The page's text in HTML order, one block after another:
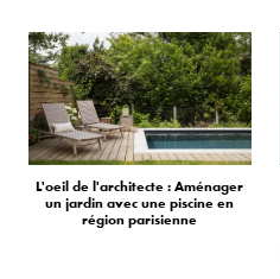
L'oeil de l'architecte : Aménager
un jardin avec une piscine en
région parisienne